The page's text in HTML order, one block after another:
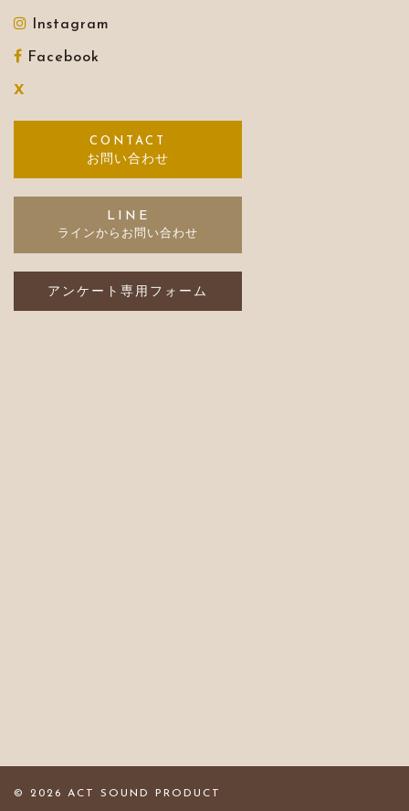
Instagram
Facebook
X
お問い合わせ
LINE
アンケート専用フォーム
© 2026 ACT SOUND PRODUCT